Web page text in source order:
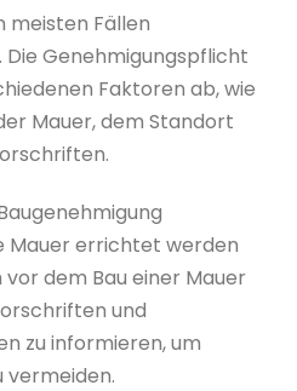
meisten Fällen
Genehmigungspflicht
Faktoren ab, wie
Mauer, dem Standort
Mauer errichtet werden
vor dem Bau einer Mauer
und
zu informieren, um
vermeiden.